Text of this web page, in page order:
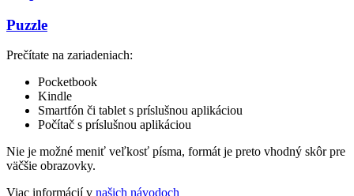
Puzzle
Prečítate na zariadeniach:
Pocketbook
Kindle
Smartfón či tablet s príslušnou aplikáciou
Počítač s príslušnou aplikáciou
Nie je možné meniť veľkosť písma, formát je preto vhodný skôr pre
väčšie obrazovky.
Viac informácií v našich návodoch